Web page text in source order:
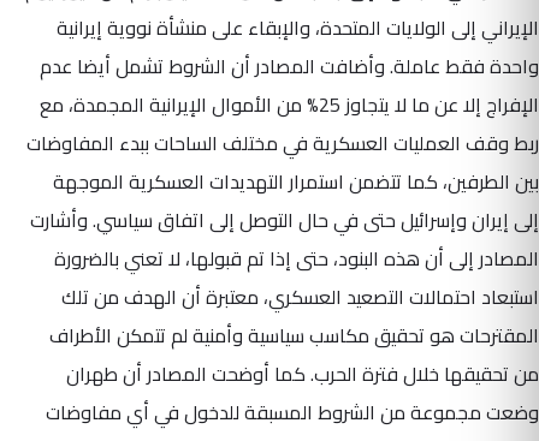
الإيراني إلى الولايات المتحدة، والإبقاء على منشأة نووية إيرانية
واحدة فقط عاملة. وأضافت المصادر أن الشروط تشمل أيضا عدم
الإفراج إلا عن ما لا يتجاوز 25% من الأموال الإيرانية المجمدة، مع
ربط وقف العمليات العسكرية في مختلف الساحات ببدء المفاوضات
بين الطرفين، كما تتضمن استمرار التهديدات العسكرية الموجهة
إلى إيران وإسرائيل حتى في حال التوصل إلى اتفاق سياسي. وأشارت
المصادر إلى أن هذه البنود، حتى إذا تم قبولها، لا تعني بالضرورة
استبعاد احتمالات التصعيد العسكري، معتبرة أن الهدف من تلك
المقترحات هو تحقيق مكاسب سياسية وأمنية لم تتمكن الأطراف
من تحقيقها خلال فترة الحرب. كما أوضحت المصادر أن طهران
وضعت مجموعة من الشروط المسبقة للدخول في أي مفاوضات